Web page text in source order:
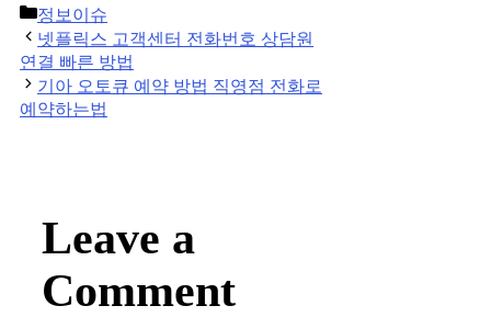
Categories
정보이슈
Post
navigation
넷플릭스 고객센터 전화번호 상담원
연결 빠른 방법
기아 오토큐 예약 방법 직영점 전화로
예약하는법
Leave a
Comment